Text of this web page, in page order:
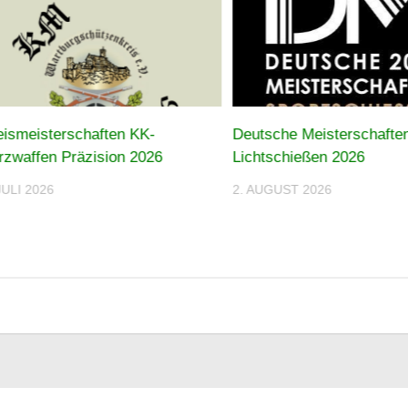
Deutsche
Lichtschießen 2026
2. AUGUST 2026
KK-
Präzision 2026
2026